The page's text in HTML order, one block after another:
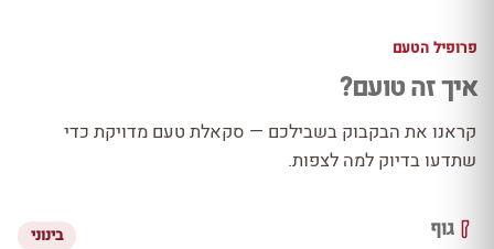
פרופיל הטעם
איך זה טועם?
קראנו את הבקבוק בשבילכם — סקאלת טעם מדויקת כדי
שתדעו בדיוק למה לצפות.
גוף בינוני